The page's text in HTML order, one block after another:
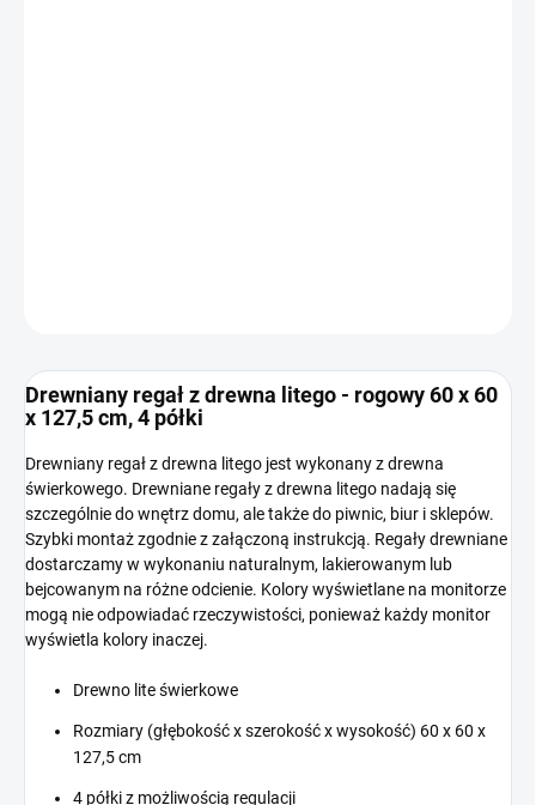
Drewniany regał z drewna litego - rogowy 60 x 60
x 127,5 cm, 4 półki
Drewniany regał z drewna litego jest wykonany z drewna
świerkowego. Drewniane regały z drewna litego nadają się
szczególnie do wnętrz domu, ale także do piwnic, biur i sklepów.
Szybki montaż zgodnie z załączoną instrukcją. Regały drewniane
dostarczamy w wykonaniu naturalnym, lakierowanym lub
bejcowanym na różne odcienie. Kolory wyświetlane na monitorze
mogą nie odpowiadać rzeczywistości, ponieważ każdy monitor
wyświetla kolory inaczej.
Drewno lite świerkowe
Rozmiary (głębokość x szerokość x wysokość) 60 x 60 x
127,5 cm
4 półki z możliwością regulacji